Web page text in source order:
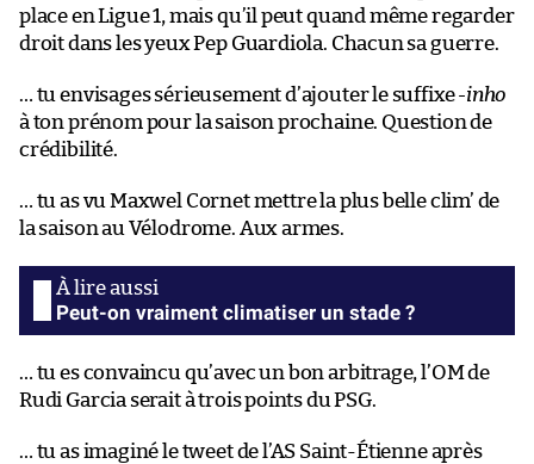
place en Ligue 1, mais qu’il peut quand même regarder
droit dans les yeux Pep Guardiola. Chacun sa guerre.
… tu envisages sérieusement d’ajouter le suffixe-inho
à ton prénom pour la saison prochaine. Question de
crédibilité.
… tu as vu Maxwel Cornet mettre la plus belle clim’ de
la saison au Vélodrome. Aux armes.
Peut-on vraiment climatiser un stade ?
… tu es convaincu qu’avec un bon arbitrage, l’OM de
Rudi Garcia serait à trois points du PSG.
… tu as imaginé le tweet de l’AS Saint-Étienne après